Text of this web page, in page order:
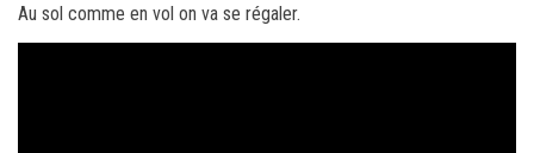
Au sol comme en vol on va se régaler.